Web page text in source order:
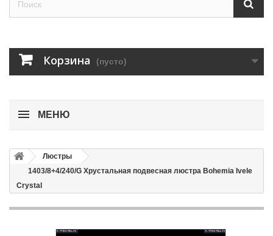
Корзина (пусто)
МЕНЮ
Люстры
1403/8+4/240/G Хрустальная подвесная люстра Bohemia Ivele
Crystal